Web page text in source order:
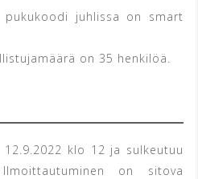
juhlissa on smart
on 35 henkilöä.
klo 12 ja sulkeutuu
on sitova